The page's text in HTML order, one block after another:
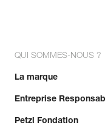
QUI SOMMES-NOUS ?
La marque
Entreprise
Petzl Fondation